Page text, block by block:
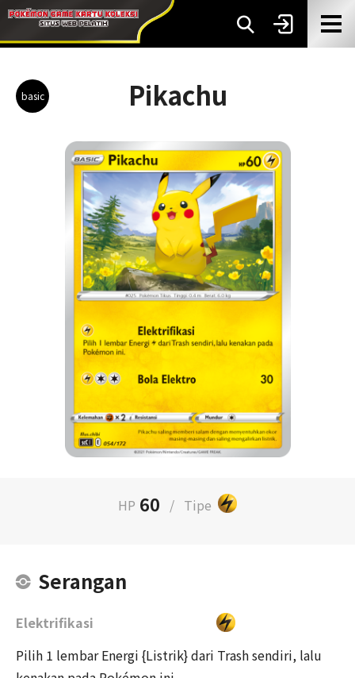
basic Pikachu
HP 60 / Tipe
Serangan
Elektrifikasi
Pilih 1 lembar Energi {Listrik} dari Trash sendiri, lalu